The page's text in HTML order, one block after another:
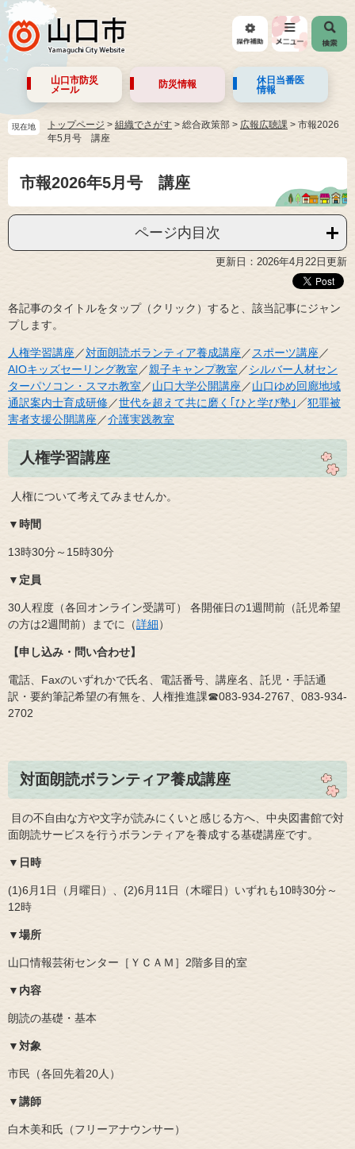
山口市防災
メール
防災情報
休日当番医
情報
現在地 トップページ > 組織でさがす > 総合政策部 > 広報広聴課 > 市報2026
年5月号 講座
市報2026年5月号 講座
ページ内目次
更新日：2026年4月22日更新
各記事のタイトルをタップ（クリック）すると、該当記事にジャン
プします。
人権学習講座 ／対面朗読ボランティア養成講座 ／ スポーツ講座 ／
AIOキッズセーリング教室 ／親子キャンプ教室 ／シルバー人材セン
ターパソコン・スマホ教室 ／山口大学公開講座 ／山口ゆめ回廊地域
通訳案内士育成研修／世代を超えて共に磨く｢ひと学び塾｣ ／犯罪被
害者支援公開講座 ／介護実践教室
人権学習講座
​ 人権について考えてみませんか。
▼時間
13時30分～15時30分
▼定員
30人程度（各回オンライン受講可） 各開催日の1週間前（託児希望
の方は2週間前）までに（詳細）
【申し込み・問い合わせ】
電話、Faxのいずれかで氏名、電話番号、講座名、託児・手話通
訳・要約筆記希望の有無を、人権推進課☎083‐934‐2767、083‐934‐
2702
対面朗読ボランティア養成講座
​ 目の不自由な方や文字が読みにくいと感じる方へ、中央図書館で対
面朗読サービスを行うボランティアを養成する基礎講座です。
▼日時
(1)6月1日（月曜日）、(2)6月11日（木曜日）いずれも10時30分～
12時
▼場所
山口情報芸術センター［ＹＣＡＭ］2階多目的室
▼内容
朗読の基礎・基本
▼対象
市民（各回先着20人）
▼講師
白木美和氏（フリーアナウンサー）